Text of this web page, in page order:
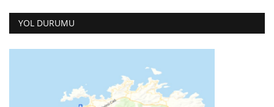
YOL DURUMU